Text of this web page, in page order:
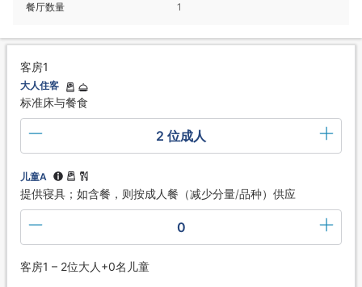
餐厅数量 1
客房1
大人住客
标准床与餐食
2 位成人
儿童A
提供寝具；如含餐，则按成人餐（减少分量/品种）供应
0
客房1 – 2位大人+0名儿童